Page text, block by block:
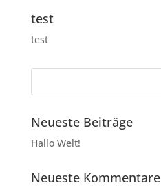
test
test
Neueste Beiträge
Hallo Welt!
Neueste Kommentare